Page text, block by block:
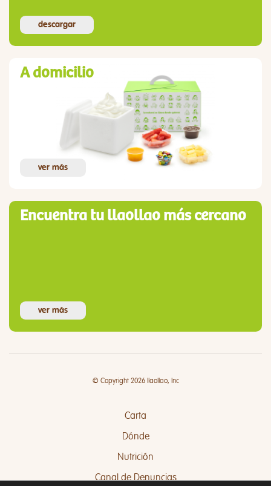
descargar
A domicilio
ver más
Encuentra tu llaollao más cercano
ver más
© Copyright 2026 llaollao, Inc
Carta
Dónde
Nutrición
Canal de Denuncias